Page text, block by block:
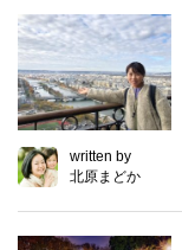
written by
北原まどか